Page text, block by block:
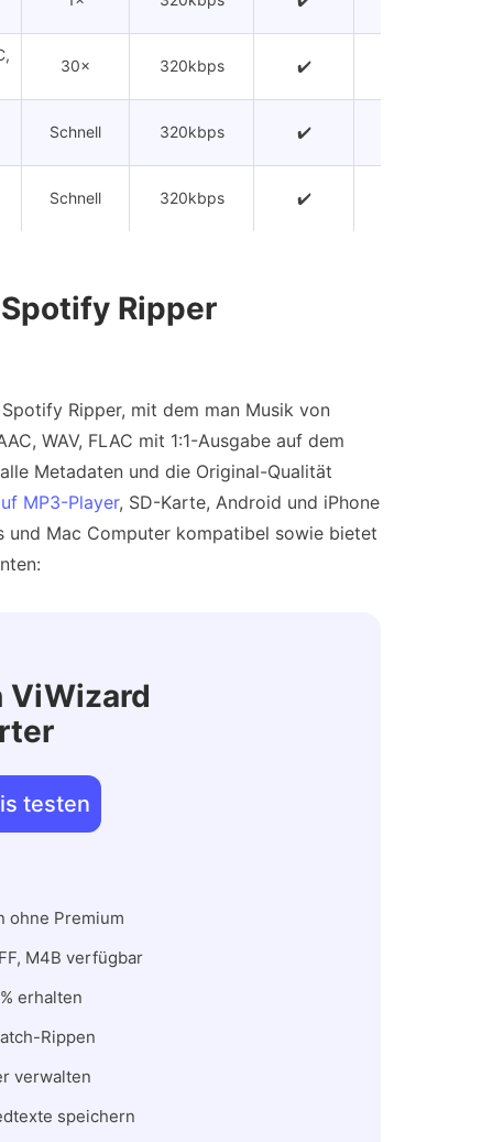
30× 320kbps ✔️
Schnell 320kbps ✔️
Schnell 320kbps ✔️
Ripper
Ripper, mit dem man Musik von
WAV, FLAC mit 1:1-Ausgabe auf dem
Metadaten und die Original-Qualität
MP3-Player, SD-Karte, Android und iPhone
Mac Computer kompatibel sowie bietet
ViWizard
testen
ohne Premium
M4B verfügbar
erhalten
Rippen
verwalten
speichern